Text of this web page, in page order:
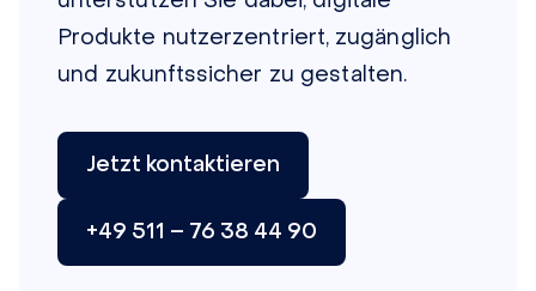
Produkte nutzerzentriert, zugänglich
und zukunftssicher zu gestalten.
Jetzt kontaktieren
+49 511 – 76 38 44 90